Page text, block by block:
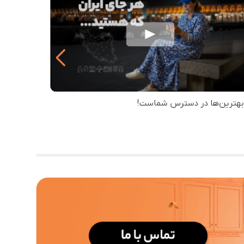
بهترین‌ها در دسترس شماست!